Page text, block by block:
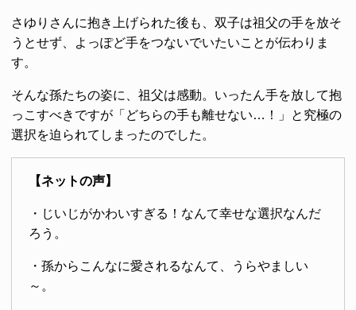
さゆりさんに抱き上げられた後も、双子は祖父の手を放そ
うとせず、よっぽど手をつないでいたいことが伝わりま
す。
そんな孫たちの姿に、祖父は感動。いったん手を放して抱
っこすべきですが「どちらの手も離せない…！」と究極の
選択を迫られてしまったのでした。
【ネットの声】
・じいじがかわいすぎる！なんて幸せな選択なんだ
ろう。
・孫からこんなに愛されるなんて、うらやましい
～。